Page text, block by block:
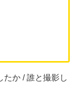
たか / 誰と撮影し